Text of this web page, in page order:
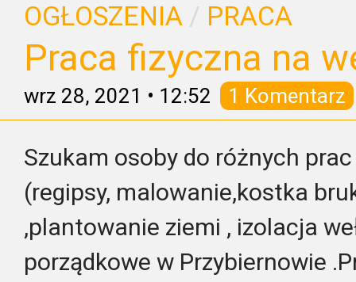
OGŁOSZENIA / PRACA
Praca fizyczna na
wrz 28, 2021 • 12:52 1 Komentarz
Szukam osoby do różnych
(regipsy, malowanie,kostka
,plantowanie ziemi , izolacja
porządkowe w Przybiernowie